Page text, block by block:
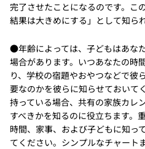
完了させたことになるのです。こ
結果は大きめにする」として知ら
●年齢によっては、子どもはあな
場合があります。いつあなたの時
り、学校の宿題やおやつなどで彼
要なのかを彼らに知らせておいて
持っている場合、共有の家族カレ
すべきかを知るのに役立ちます。
時間、家事、および子どもに知っ
てください。シンプルなチャート